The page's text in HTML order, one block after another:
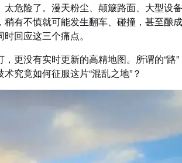
危险了。漫天粉尘、颠簸路面、大型设
有不慎就可能发生翻车、碰撞，甚至酿
回应这三个痛点。
更没有实时更新的高精地图。所谓的“路
究竟如何征服这片“混乱之地”？